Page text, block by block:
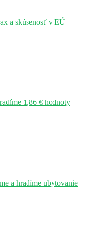
a skúsenosť v EÚ
1,86 € hodnoty
a hradíme ubytovanie